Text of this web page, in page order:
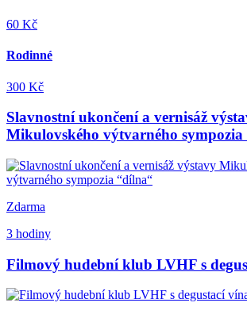
60 Kč
Rodinné
300 Kč
Slavnostní ukončení a vernisáž
Mikulovského výtvarného sympozia
Zdarma
3 hodiny
Filmový hudební klub LVHF s